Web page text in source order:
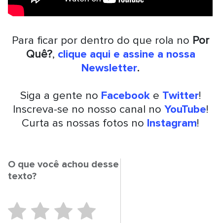
Para ficar por dentro do que rola no Por
Quê?, clique aqui e assine a nossa
Newsletter.
Siga a gente no Facebooke Twitter!
Inscreva-se no nosso canal no YouTube!
Curta as nossas fotos no Instagram!
O que você achou desse
texto?